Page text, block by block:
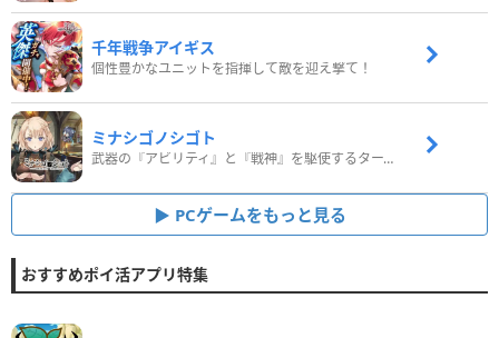
千年戦争アイギス
個性豊かなユニットを指揮して敵を迎え撃て！
ミナシゴノシゴト
武器の『アビリティ』と『戦神』を駆使するターン制コマンドバトルRPG！
PCゲームをもっと見る
おすすめポイ活アプリ特集